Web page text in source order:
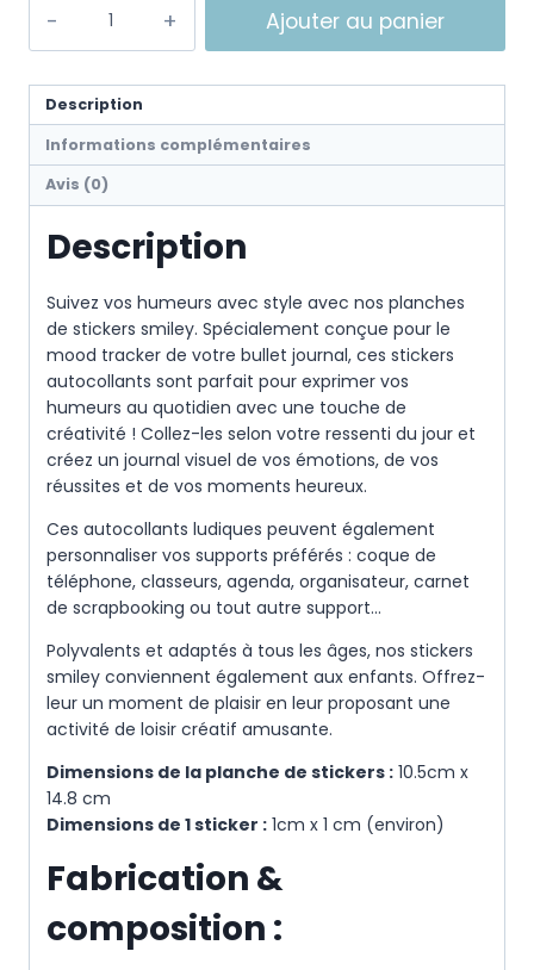
Ajouter au panier
Description
Informations complémentaires
Avis (0)
Description
Suivez vos humeurs avec style avec nos planches
de stickers smiley. Spécialement conçue pour le
mood tracker de votre bullet journal, ces stickers
autocollants sont parfait pour exprimer vos
humeurs au quotidien avec une touche de
créativité ! Collez-les selon votre ressenti du jour et
créez un journal visuel de vos émotions, de vos
réussites et de vos moments heureux.
Ces autocollants ludiques peuvent également
personnaliser vos supports préférés : coque de
téléphone, classeurs, agenda, organisateur, carnet
de scrapbooking ou tout autre support…
Polyvalents et adaptés à tous les âges, nos stickers
smiley conviennent également aux enfants. Offrez-
leur un moment de plaisir en leur proposant une
activité de loisir créatif amusante.
Dimensions de la planche de stickers : 10.5cm x
14.8 cm
Dimensions de 1 sticker : 1cm x 1 cm (environ)
Fabrication &
composition :